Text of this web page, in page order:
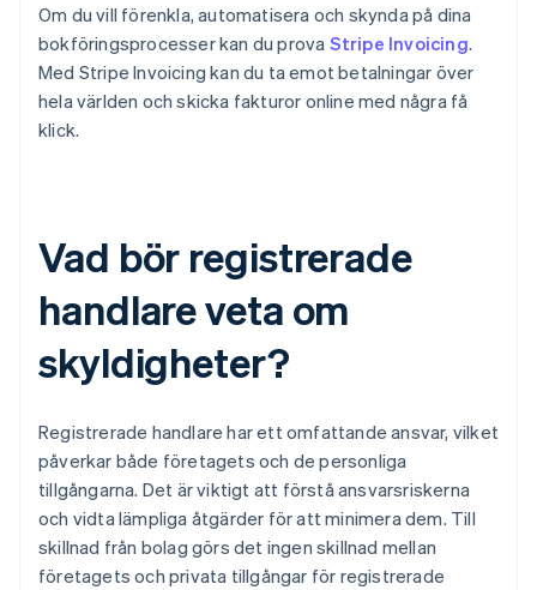
Om du vill förenkla, automatisera och skynda på dina
bokföringsprocesser kan du prova Stripe Invoicing.
Med Stripe Invoicing kan du ta emot betalningar över
hela världen och skicka fakturor online med några få
klick.
Vad bör registrerade
handlare veta om
skyldigheter?
Registrerade handlare har ett omfattande ansvar, vilket
påverkar både företagets och de personliga
tillgångarna. Det är viktigt att förstå ansvarsriskerna
och vidta lämpliga åtgärder för att minimera dem. Till
skillnad från bolag görs det ingen skillnad mellan
företagets och privata tillgångar för registrerade